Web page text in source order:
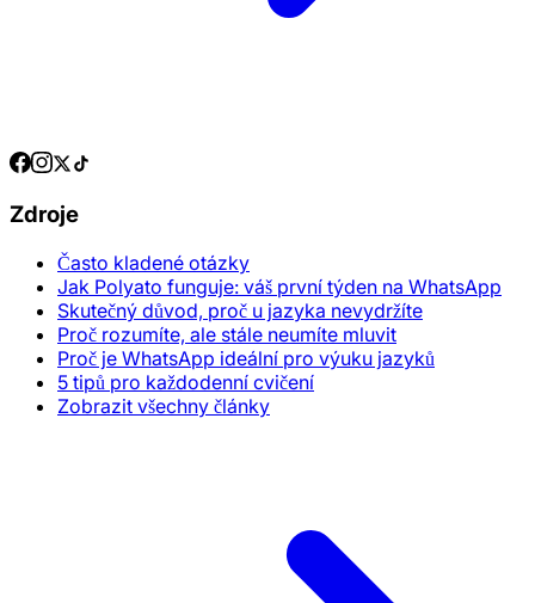
Zdroje
Často kladené otázky
Jak Polyato funguje: váš první týden na WhatsApp
Skutečný důvod, proč u jazyka nevydržíte
Proč rozumíte, ale stále neumíte mluvit
Proč je WhatsApp ideální pro výuku jazyků
5 tipů pro každodenní cvičení
Zobrazit všechny články